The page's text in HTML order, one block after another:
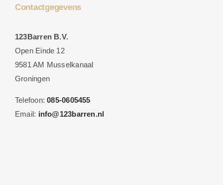
Contactgegevens
123Barren B.V.
Open Einde 12
9581 AM Musselkanaal
Groningen
Telefoon:085-0605455
Email: info@123barren.nl